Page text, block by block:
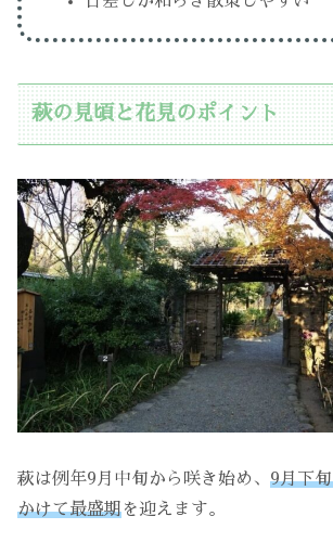
萩の見頃と花見のポイント
萩は例年9月中旬から咲き始め、 9月下
かけて最盛期を迎えます。